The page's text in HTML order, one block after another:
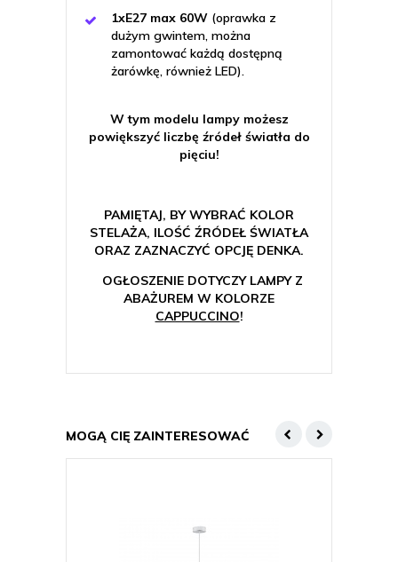
1xE27 max 60W (oprawka z
dużym gwintem, można
zamontować każdą dostępną
żarówkę, również LED).
W tym modelu lampy możesz
powiększyć liczbę źródeł światła do
pięciu!
PAMIĘTAJ, BY WYBRAĆ KOLOR
STELAŻA, ILOŚĆ ŹRÓDEŁ ŚWIATŁA
ORAZ ZAZNACZYĆ OPCJĘ DENKA.
OGŁOSZENIE DOTYCZY LAMPY Z
ABAŻUREM W KOLORZE
CAPPUCCINO!
MOGĄ CIĘ ZAINTERESOWAĆ